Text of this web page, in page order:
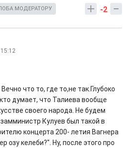
-2
МОДЕРАТОРУ
что то, где то,не так.Глубоко
думает, что Талиева вообще
своего народа. Не будем
Кулуев был такой в
концерта 200- летия Вагнера
озу келеби?". Ну, после этого про